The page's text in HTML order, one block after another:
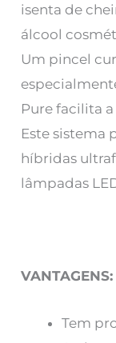
isenta de
álcool
Um pincel
Pure facilita
Este sistema
híbridas
lâmpadas
VANTAGENS:
Tem